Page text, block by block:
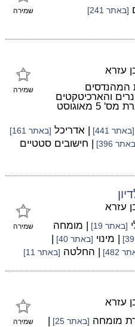
שמירה [באתר 241]
שמירה
עזרא
המהנדסים
והארכיטקטים
בישראל - אאא"י) כרך מ"ב חוברת מס' 5 מאוגוסט
[באתר 441] | אדריכל [באתר 161]
396] | חישובים סטטיים
שמירה
עזרא
[באתר 19] | מומחה
| מינוי [באתר 40]
|
482] | החלטה [באתר 11]
שמירה
עזרא
מומחה [באתר 25]
|